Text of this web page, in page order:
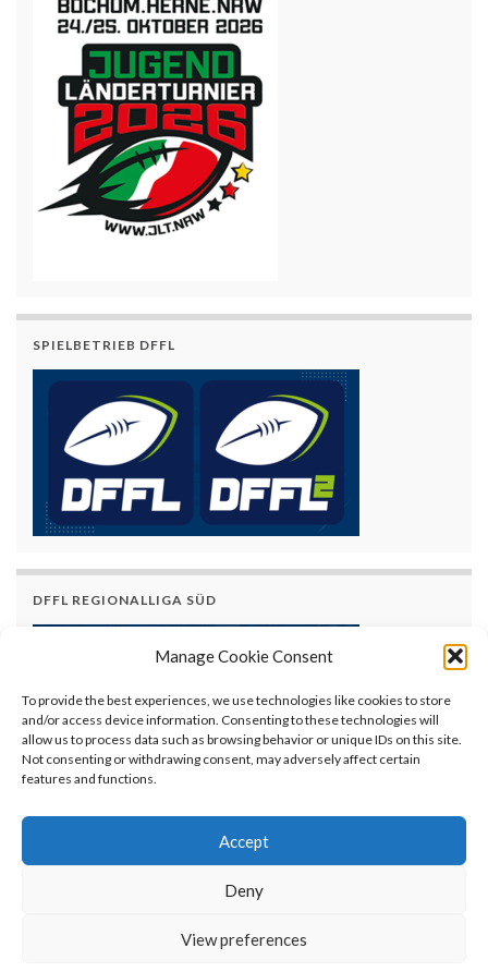
Manage Cookie Consent
To provide the best experiences, we use technologies like cookies to store
and/or access device information. Consenting to these technologies will
allow us to process data such as browsing behavior or unique IDs on this site.
Not consenting or withdrawing consent, may adversely affect certain
features and functions.
Accept
Deny
View preferences
SPIELBETRIEB DFFL
DFFL REGIONALLIGA SÜD
© AFVBy - American Football Verband Bayern e.V.